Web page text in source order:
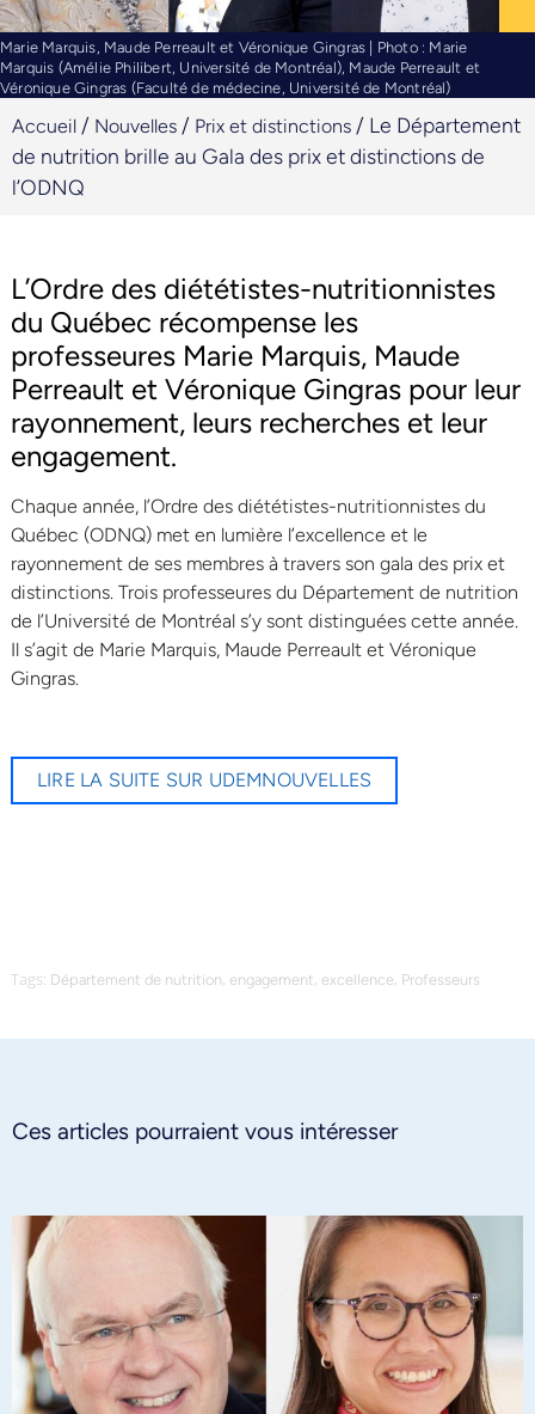
Marie Marquis, Maude Perreault et Véronique Gingras | Photo : Marie
Marquis (Amélie Philibert, Université de Montréal), Maude Perreault et
Véronique Gingras (Faculté de médecine, Université de Montréal)
Accueil / Nouvelles / Prix et distinctions / Le Département
de nutrition brille au Gala des prix et distinctions de
l’ODNQ
L’Ordre des diététistes-nutritionnistes
du Québec récompense les
professeures Marie Marquis, Maude
Perreault et Véronique Gingras pour leur
rayonnement, leurs recherches et leur
engagement.
Chaque année, l’Ordre des diététistes-nutritionnistes du
Québec (ODNQ) met en lumière l’excellence et le
rayonnement de ses membres à travers son gala des prix et
distinctions. Trois professeures du Département de nutrition
de l’Université de Montréal s’y sont distinguées cette année.
Il s’agit de Marie Marquis, Maude Perreault et Véronique
Gingras.
LIRE LA SUITE SUR UDEMNOUVELLES
Tags: Département de nutrition, engagement , excellence, Professeurs
Ces articles pourraient vous intéresser